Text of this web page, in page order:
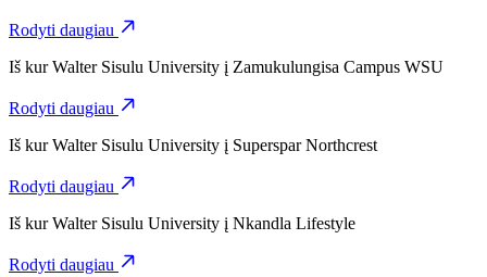
Rodyti daugiau
Iš kur Walter Sisulu University į Zamukulungisa Campus WSU
Rodyti daugiau
Iš kur Walter Sisulu University į Superspar Northcrest
Rodyti daugiau
Iš kur Walter Sisulu University į Nkandla Lifestyle
Rodyti daugiau